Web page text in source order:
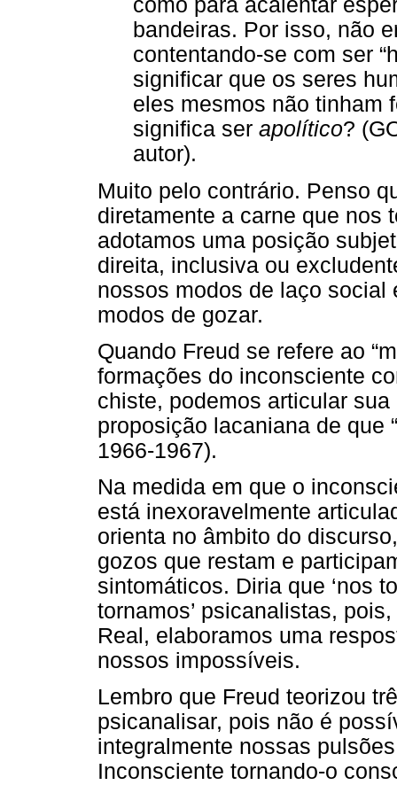
como para acalentar
bandeiras. Por isso, não
contentando-se com ser
significar que os seres
eles mesmos não tinham
significa ser apolítico?
autor).
Muito pelo contrário. Penso
diretamente a carne que nos
adotamos uma posição
direita, inclusiva ou
nossos modos de laço
modos de gozar.
Quando Freud se refere ao
formações do inconsciente
chiste, podemos articular
proposição lacaniana de que
1966-1967).
Na medida em que o
está inexoravelmente
orienta no âmbito do
gozos que restam e
sintomáticos. Diria que ‘nos
tornamos’ psicanalistas,
Real, elaboramos uma
nossos impossíveis.
Lembro que Freud teorizou
psicanalisar, pois não é
integralmente nossas
Inconsciente tornando-o